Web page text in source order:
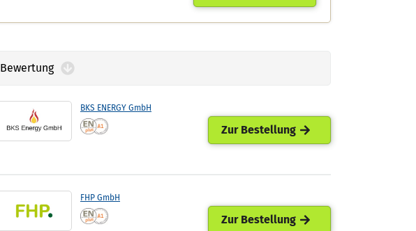
Bewertung
BKS ENERGY GmbH
Zur Bestellung
FHP GmbH
Zur Bestellung